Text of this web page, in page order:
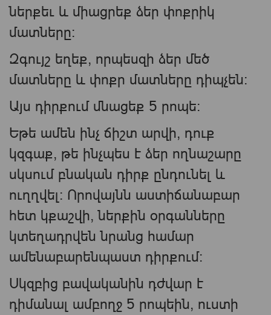
ներքեւ և միացրեք ձեր փոքրիկ
մատները:
Զգույշ եղեք, որպեսզի ձեր մեծ
մատները և փոքր մատները դիպչեն:
Այս դիրքում մնացեք 5 րոպե:
Եթե ամեն ինչ ճիշտ արվի, դուք
կզգաք, թե ինչպես է ձեր ողնաշարը
սկսում բնական դիրք ընդունել և
ուղղվել։ Որովայնն աստիճանաբար
հետ կքաշվի, ներքին օրգանները
կտեղադրվեն նրանց համար
ամենաբարենպաստ դիրքում։
Սկզբից բավականին դժվար է
դիմանալ ամբողջ 5 րոպեին, ուստի